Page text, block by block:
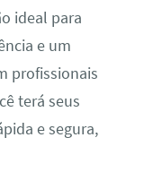
ideal para
e um
profissionais
terá seus
e segura,